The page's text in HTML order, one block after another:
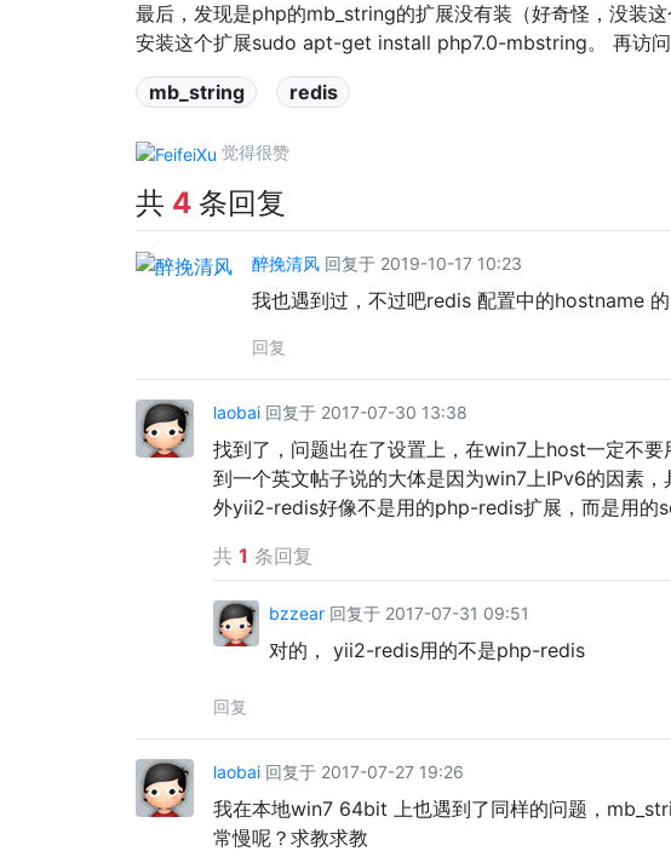
最后，发现是php的mb_string的扩展没有装（好奇怪，没装
安装这个扩展sudo apt-get install php7.0-mbstring。 再访
mb_string redis
觉得很赞
共 4 条回复
醉挽清风 回复于 2019-10-17 10:23
我也遇到过，不过吧redis 配置中的hostname
回复
laobai 回复于 2017-07-30 13:38
找到了，问题出在了设置上，在win7上host一定不
到一个英文帖子说的大体是因为win7上IPv6的因素
外yii2-redis好像不是用的php-redis扩展，而是用的
共 1 条回复
bzzear 回复于 2017-07-31 09:51
对的， yii2-redis用的不是php-redis
回复
laobai 回复于 2017-07-27 19:26
我在本地win7 64bit 上也遇到了同样的问题，
常慢呢？求教求教